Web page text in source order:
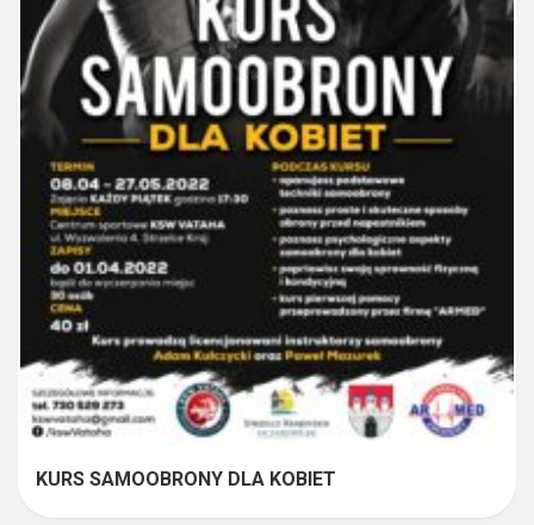
KURS SAMOOBRONY DLA KOBIET